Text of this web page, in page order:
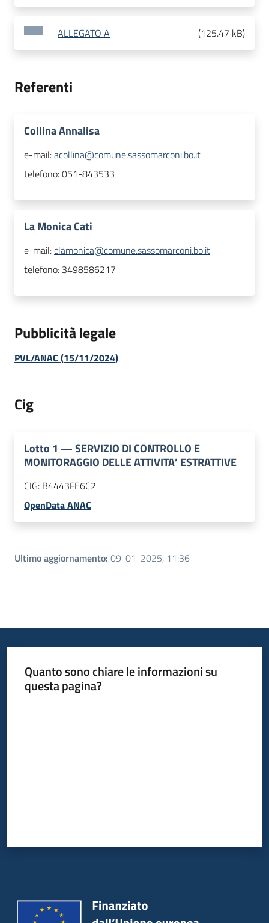
ALLEGATO A (125.47 kB)
Referenti
Collina Annalisa
e-mail:acollina@comune.sassomarconi.bo.it
telefono:051-843533
La Monica Cati
e-mail:clamonica@comune.sassomarconi.bo.it
telefono: 3498586217
Pubblicità legale
PVL/ANAC (15/11/2024)
Cig
Lotto 1 —SERVIZIO DI CONTROLLO E
MONITORAGGIO DELLE ATTIVITA’ ESTRATTIVE
CIG: B4443FE6C2
OpenData ANAC
Ultimo aggiornamento: 09-01-2025, 11:36
Quanto sono chiare le informazioni su
questa pagina?